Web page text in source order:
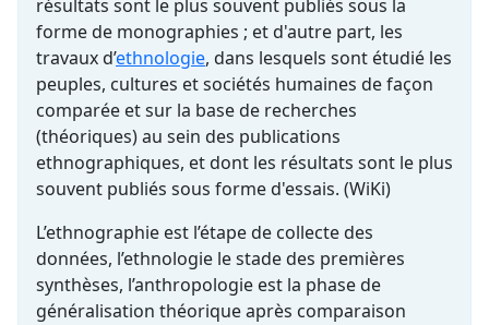
résultats sont le plus souvent publiés sous la
forme de monographies ; et d'autre part, les
travaux d’ethnologie, dans lesquels sont étudié les
peuples, cultures et sociétés humaines de façon
comparée et sur la base de recherches
(théoriques) au sein des publications
ethnographiques, et dont les résultats sont le plus
souvent publiés sous forme d'essais. (WiKi)
L’ethnographie est l’étape de collecte des
données, l’ethnologie le stade des premières
synthèses, l’anthropologie est la phase de
généralisation théorique après comparaison